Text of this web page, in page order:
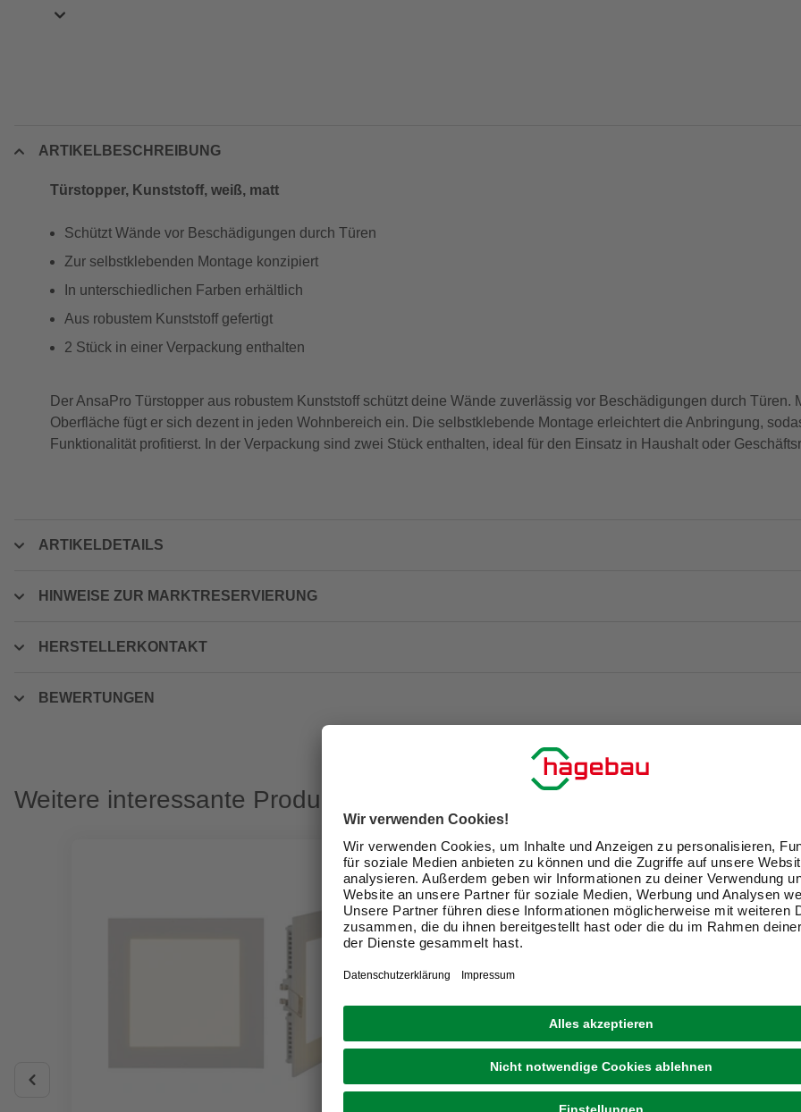
ARTIKELBESCHREIBUNG
Türstopper, Kunststoff, weiß, matt
Schützt Wände vor Beschädigungen durch Türen
Zur selbstklebenden Montage konzipiert
In unterschiedlichen Farben erhältlich
Aus robustem Kunststoff gefertigt
2 Stück in einer Verpackung enthalten
Der AnsaPro Türstopper aus robustem Kunststoff schützt deine Wände zuverlässig vor Beschädigungen durch Türen.
Oberfläche fügt er sich dezent in jeden Wohnbereich ein. Die selbstklebende Montage erleichtert die Anbringung,
Funktionalität profitierst. In der Verpackung sind zwei Stück enthalten, ideal für den Einsatz in Haushalt oder
ARTIKELDETAILS
HINWEISE ZUR MARKTRESERVIERUNG
HERSTELLERKONTAKT
BEWERTUNGEN
Weitere interessante Produkte